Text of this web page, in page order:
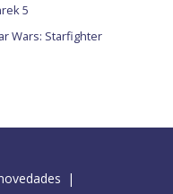
5
Wars: Starfighter